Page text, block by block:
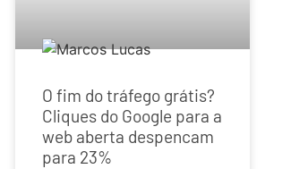
O fim do tráfego grátis?
Cliques do Google para a
web aberta despencam
para 23%